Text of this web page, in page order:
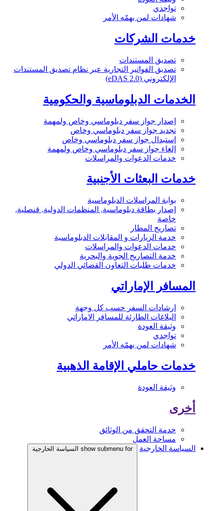
تواجدي
شهادات لمن يهمّه الأمر
خدمات الشركات
تصديق المستندات
تصديق الفواتير التجارية عبر نظام تصديق المستندات
الإلكتروني (eDAS 2.0)
الخدمات الدبلوماسية والحكومية
إصدار جواز سفر دبلوماسي وخاص ولمهمة
تجديد جواز سفر دبلوماسي وخاص
إستبدال جواز سفر دبلوماسي وخاص
إلغاء جواز سفر دبلوماسي وخاص ولمهمة
خدمات الدعوات والمراسلات
خدمات البعثات الأجنبية
بوابة المراسلات الدبلوماسية
إصدار بطاقة دبلوماسية, المنظمات الدولية, قنصلية,
خاصة
تصاريح المطار
خدمة الزيارات و المقابلات الدبلوماسية
خدمات الدعوات والمراسلات
خدمة التصاريح الجوية والبحرية
خدمات طلبات التعاون القضائي الدولي
المسافر الإماراتي
إرشادات السفر حسب كل وجهة
البلاغات الطارئة للمسافر الاماراتي
وثيقة العودة
تواجدي
شهادات لمن يهمّه الأمر
خدمات حاملي الإقامة الذهبية
وثيقة العودة
أخرى
خدمة التحقق من الوثائق
مساحة العمل
السياسة الخارجية
show submenu for السياسة الخارجية